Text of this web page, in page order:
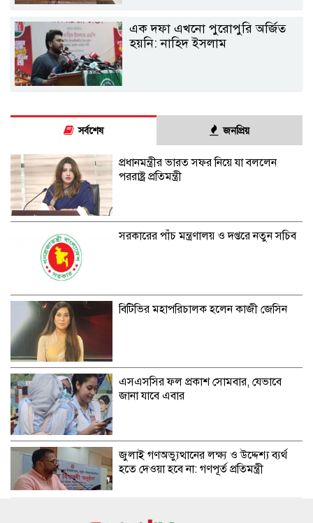
এক দফা এখনো পুরোপুরি অর্জিত
হয়নি: নাহিদ ইসলাম
সর্বশেষ জনপ্রিয়
প্রধানমন্ত্রীর ভারত সফর নিয়ে যা বললেন
পররাষ্ট্র প্রতিমন্ত্রী
সরকারের পাঁচ মন্ত্রণালয় ও দপ্তরে নতুন সচিব
বিটিভির মহাপরিচালক হলেন কাজী জেসিন
এসএসসির ফল প্রকাশ সোমবার, যেভাবে
জানা যাবে এবার
জুলাই গণঅভ্যুত্থানের লক্ষ্য ও উদ্দেশ্য ব্যর্থ
হতে দেওয়া হবে না: গণপূর্ত প্রতিমন্ত্রী